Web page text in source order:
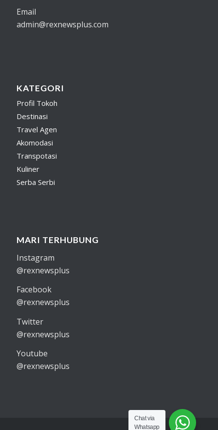
Email
admin@rexnewsplus.com
KATEGORI
Profil Tokoh
Destinasi
Travel Agen
Akomodasi
Transpotasi
Kuliner
Serba Serbi
MARI TERHUBUNG
Instagram
@rexnewsplus
Facebook
@rexnewsplus
Twitter
@rexnewsplus
Youtube
@rexnewsplus
Chat via
Whatsapp